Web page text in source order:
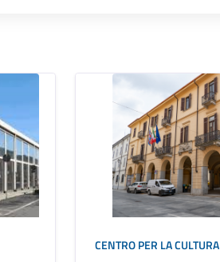
CENTRO PER LA CULTURA